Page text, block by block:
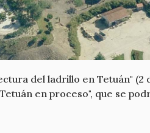
del ladrillo en Tetuán" (2
en proceso", que se